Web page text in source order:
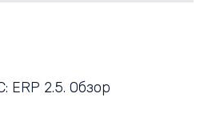
ERP 2.5. Обзор